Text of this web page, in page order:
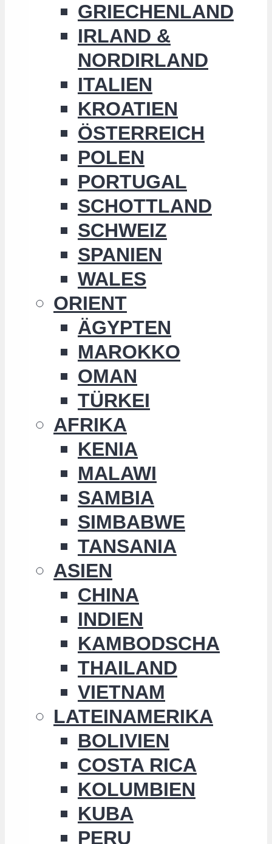
GRIECHENLAND
IRLAND &
NORDIRLAND
ITALIEN
KROATIEN
ÖSTERREICH
POLEN
PORTUGAL
SCHOTTLAND
SCHWEIZ
SPANIEN
WALES
ORIENT
ÄGYPTEN
MAROKKO
OMAN
TÜRKEI
AFRIKA
KENIA
MALAWI
SAMBIA
SIMBABWE
TANSANIA
ASIEN
CHINA
INDIEN
KAMBODSCHA
THAILAND
VIETNAM
LATEINAMERIKA
BOLIVIEN
COSTA RICA
KOLUMBIEN
KUBA
PERU